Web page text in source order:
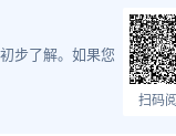
步了解。如果您
扫码